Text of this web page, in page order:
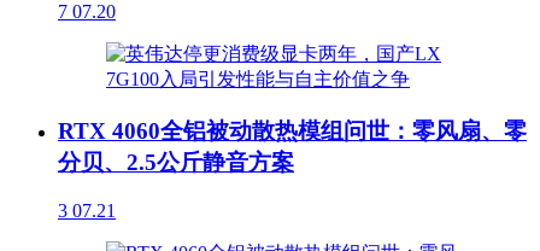
7 07.20
RTX 4060全铝被动散热模组问世：零风扇、零
分贝、2.5公斤静音方案
3 07.21